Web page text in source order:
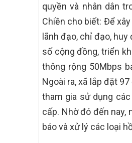
quyền và nhân dân
Chiền cho biết: Để
lãnh đạo, chỉ đạo,
số cộng đồng, triển
thông rộng 50Mbps
Ngoài ra, xã lắp đặt
tham gia sử dụng
cấp. Nhờ đó đến nay,
báo và xử lý các loại